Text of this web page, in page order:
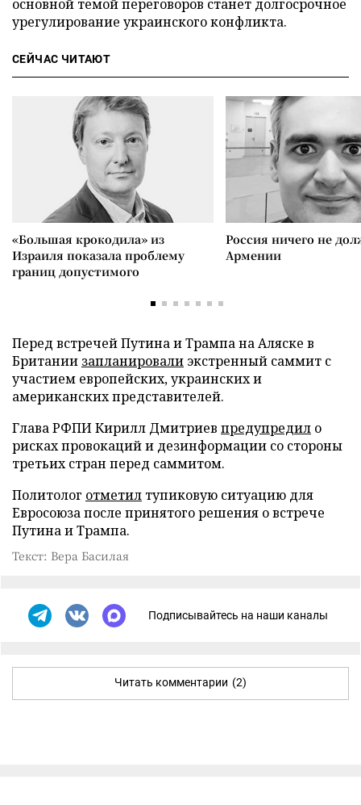
основной темой переговоров станет долгосрочное
урегулирование украинского конфликта.
СЕЙЧАС ЧИТАЮТ
«Большая крокодила» из
Израиля показала проблему
границ допустимого
Россия ничего не
Армении
Перед встречей Путина и Трампа на Аляске в
Британии запланировали экстренный саммит с
участием европейских, украинских и
американских представителей.
Глава РФПИ Кирилл Дмитриев предупредил о
рисках провокаций и дезинформации со стороны
третьих стран перед саммитом.
Политолог отметил тупиковую ситуацию для
Евросоюза после принятого решения о встрече
Путина и Трампа.
Текст: Вера Басилая
Подписывайтесь на наши каналы
Читать комментарии (2)